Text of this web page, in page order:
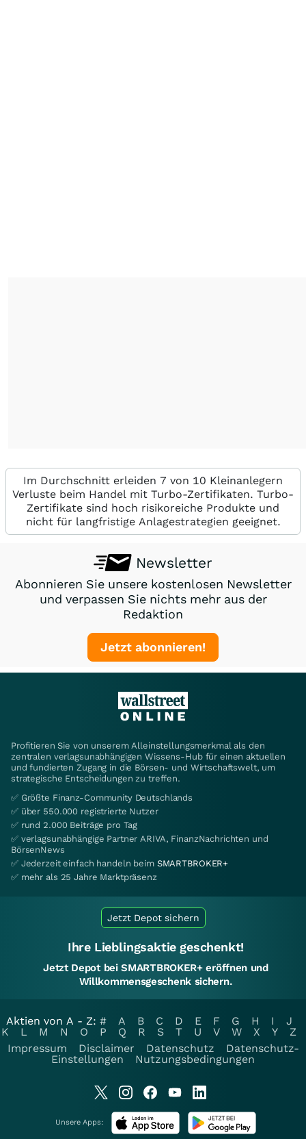
Im Durchschnitt erleiden 7 von 10 Kleinanlegern
Verluste beim Handel mit Turbo-Zertifikaten. Turbo-
Zertifikate sind hoch risikoreiche Produkte und
nicht für langfristige Anlagestrategien geeignet.
Newsletter
Abonnieren Sie unsere kostenlosen Newsletter
und verpassen Sie nichts mehr aus der
Redaktion
Jetzt abonnieren!
Profitieren Sie von unserem Alleinstellungsmerkmal als den
zentralen verlagsunabhängigen Wissens-Hub für einen aktuellen
und fundierten Zugang in die Börsen- und Wirtschaftswelt, um
strategische Entscheidungen zu treffen.
✅ Größte Finanz-Community Deutschlands
✅ über 550.000 registrierte Nutzer
✅ rund 2.000 Beiträge pro Tag
✅ verlagsunabhängige Partner ARIVA, FinanzNachrichten und
BörsenNews
✅ Jederzeit einfach handeln beim SMARTBROKER+
✅ mehr als 25 Jahre Marktpräsenz
Jetzt Depot sichern
Ihre Lieblingsaktie geschenkt!
Jetzt Depot bei SMARTBROKER+ eröffnen und
Willkommensgeschenk sichern.
Aktien von A - Z: # A B C D E F G H I
J
K
L M N O P Q R S T U V W X Y
Z
Impressum
Disclaimer Datenschutz
Datenschutz-
Einstellungen
Nutzungsbedingungen
Unsere Apps: